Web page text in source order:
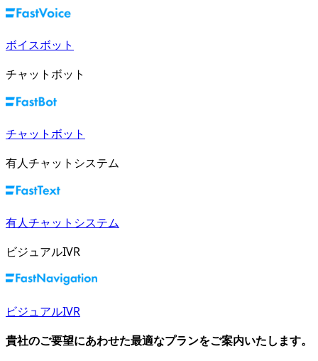
ボイスボット
チャットボット
チャットボット
有人チャットシステム
有人チャットシステム
ビジュアルIVR
ビジュアルIVR
貴社のご要望にあわせた最適なプランをご案内いたします。